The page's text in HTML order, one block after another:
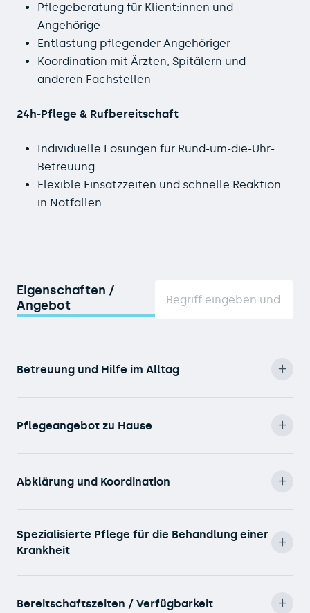
Pflegeberatung für Klient:innen und
Angehörige
Entlastung pflegender Angehöriger
Koordination mit Ärzten, Spitälern und
anderen Fachstellen
24h-Pflege & Rufbereitschaft
Individuelle Lösungen für Rund-um-die-Uhr-
Betreuung
Flexible Einsatzzeiten und schnelle Reaktion
in Notfällen
Eigenschaften /
Angebot
Betreuung und Hilfe im Alltag
Pflegeangebot zu Hause
Abklärung und Koordination
Spezialisierte Pflege für die Behandlung einer
Krankheit
Bereitschaftszeiten / Verfügbarkeit